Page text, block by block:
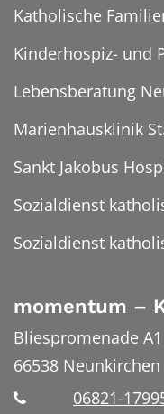
Katholische
Kinderhospiz- und
Lebensberatung
Marienhausklinik
Sankt Jakobus
Sozialdienst
Sozialdienst
momentum –
Bliespromenade A1
66538 Neunkirchen
06821-